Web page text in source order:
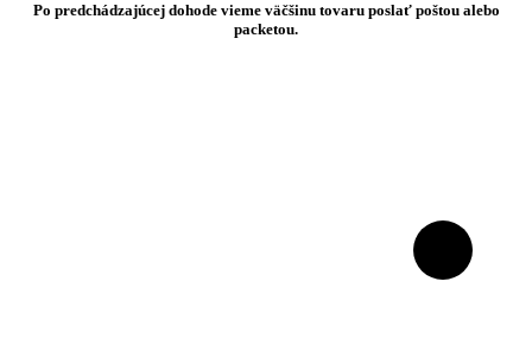
Po predchádzajúcej dohode vieme väčšinu tovaru poslať poštou alebo
packetou.